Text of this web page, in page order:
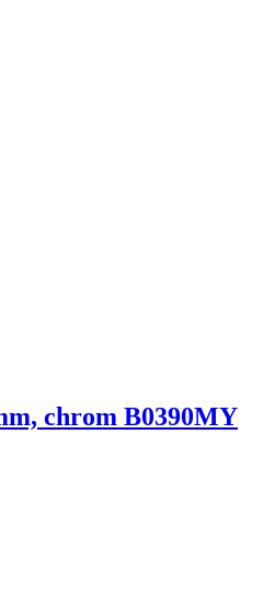
chrom B0390MY